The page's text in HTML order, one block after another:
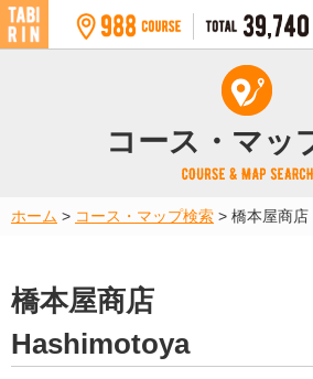
コース・マッ
ホーム > コース・マップ検索 > 橋本屋商店
橋本屋商店
Hashimotoya